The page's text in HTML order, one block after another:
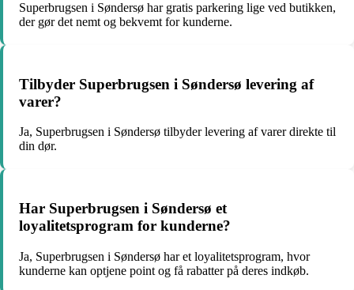
Superbrugsen i Søndersø har gratis parkering lige ved butikken,
der gør det nemt og bekvemt for kunderne.
Tilbyder Superbrugsen i Søndersø levering af
varer?
Ja, Superbrugsen i Søndersø tilbyder levering af varer direkte til
din dør.
Har Superbrugsen i Søndersø et
loyalitetsprogram for kunderne?
Ja, Superbrugsen i Søndersø har et loyalitetsprogram, hvor
kunderne kan optjene point og få rabatter på deres indkøb.